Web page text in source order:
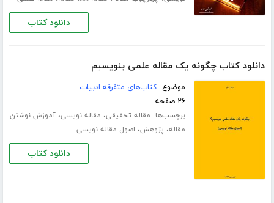
دانلود کتاب
دانلود کتاب چگونه یک مقاله علمی بنویسیم
موضوع:کتاب‌های متفرقه ادبیات
۲۶ صفحه
برچسب‌ها: مقاله تحقیقی، مقاله نویسی،آموزش نوشتن
مقاله، پژوهش، اصول مقاله نویسی
دانلود کتاب